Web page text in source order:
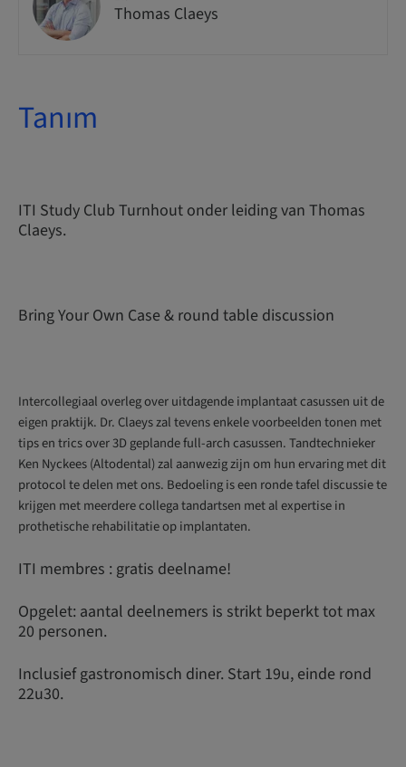
Thomas Claeys
Tanım
ITI Study Club Turnhout onder leiding van Thomas
Claeys.
Bring Your Own Case & round table discussion
Intercollegiaal overleg over uitdagende implantaat casussen uit de
eigen praktijk. Dr. Claeys zal tevens enkele voorbeelden tonen met
tips en trics over 3D geplande full-arch casussen. Tandtechnieker
Ken Nyckees (Altodental) zal aanwezig zijn om hun ervaring met dit
protocol te delen met ons. Bedoeling is een ronde tafel discussie te
krijgen met meerdere collega tandartsen met al expertise in
prothetische rehabilitatie op implantaten.
ITI membres : gratis deelname!
Opgelet: aantal deelnemers is strikt beperkt tot max
20 personen.
Inclusief gastronomisch diner. Start 19u, einde rond
22u30.